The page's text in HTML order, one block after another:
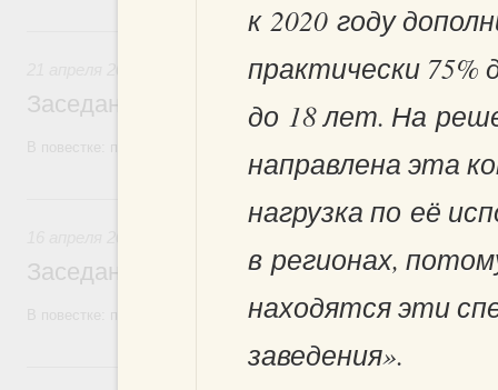
к 2020 году
практически
до 18 лет. На
направлена эта
нагрузка по её
в регионах,
находятся эти
заведения».
21 апреля, вторник
Заседание Правительства (2026 год,
16 апреля, четверг
Заседание Правительства (2026 год,
В повестке: проекты федеральных законов.
9 апреля, четверг